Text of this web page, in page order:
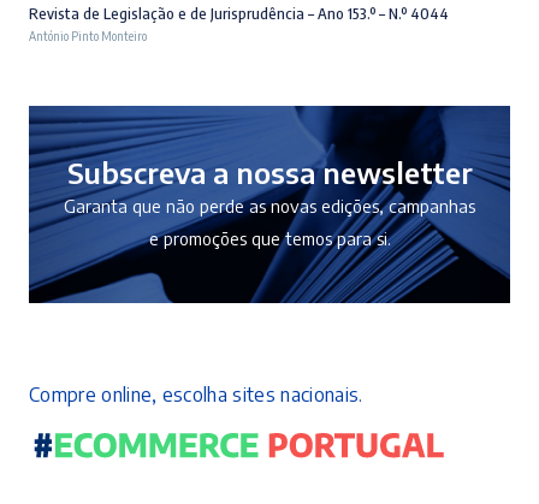
preço
original
10,50 €.
preço
atual
9,45 €.
Revista de Legislação e de Jurisprudência – Ano 153.º – N.º 4044
António Pinto Monteiro
Subscreva a nossa newsletter
Garanta que não perde as novas edições, campanhas
e promoções que temos para si.
Compre online, escolha sites nacionais.